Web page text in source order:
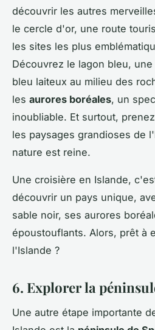
découvrir les autres
le cercle d'or, une route
les sites les plus
Découvrez le lagon bleu,
bleu laiteux au milieu des
les aurores boréales, un
inoubliable. Et surtout,
les paysages grandioses de
nature est reine.
Une croisière en Islande,
découvrir un pays unique,
sable noir, ses aurores
époustouflants. Alors, prêt à
l'Islande ?
6. Explorer la
Une autre étape importante